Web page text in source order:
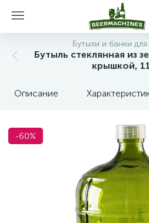
Бутыли и банки
Бутыль стеклянная из
крышкой,
Описание
-60%